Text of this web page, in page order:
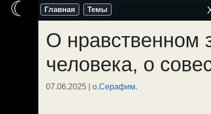
Перейти
содержимому
Главная Темы
О нравственном
человека, о
07.06.2025 | о.Серафим.
☾